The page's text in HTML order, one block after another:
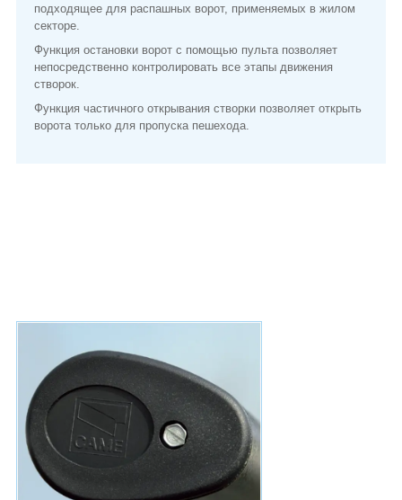
подходящее для распашных ворот, применяемых в жилом
секторе.
Функция остановки ворот с помощью пульта позволяет
непосредственно контролировать все этапы движения
створок.
Функция частичного открывания створки позволяет открыть
ворота только для пропуска пешехода.